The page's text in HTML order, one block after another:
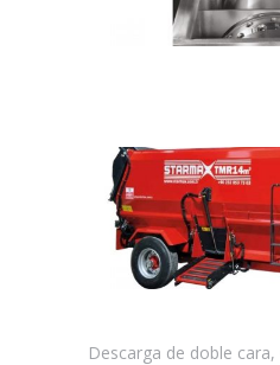
Descarga de doble